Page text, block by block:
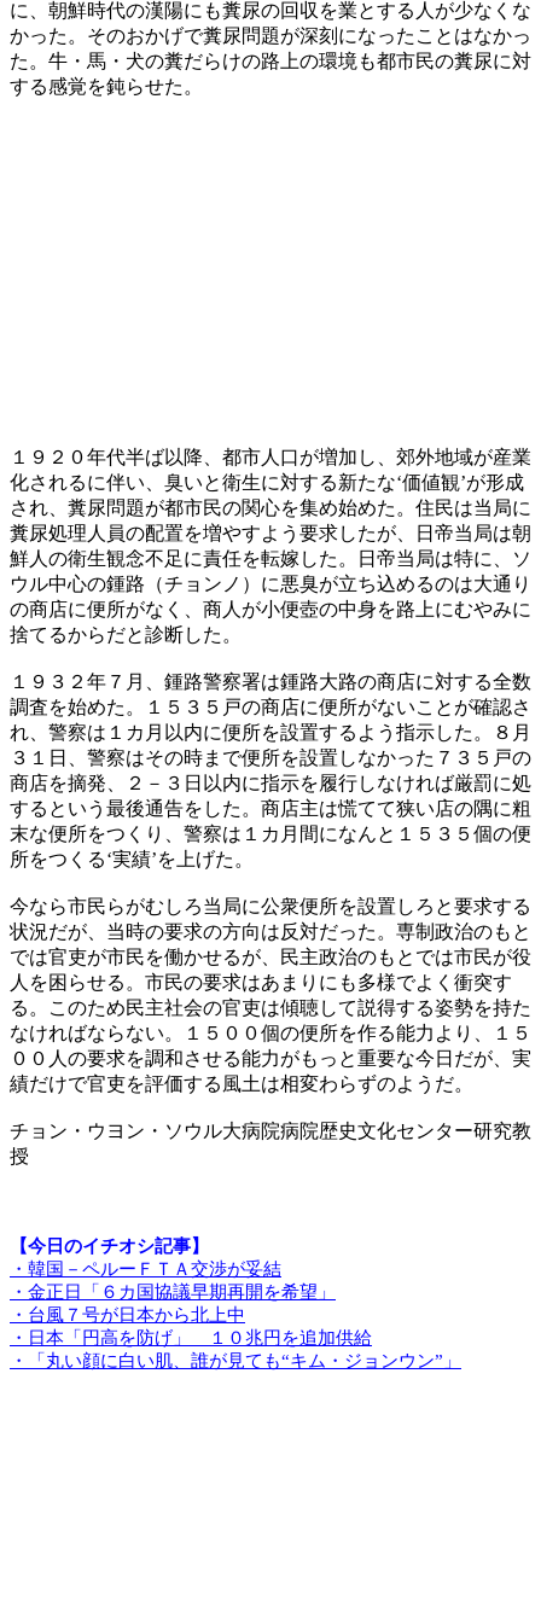
に、朝鮮時代の漢陽にも糞尿の回収を業とする人が少なくな
かった。そのおかげで糞尿問題が深刻になったことはなかっ
た。牛・馬・犬の糞だらけの路上の環境も都市民の糞尿に対
する感覚を鈍らせた。
１９２０年代半ば以降、都市人口が増加し、郊外地域が産業
化されるに伴い、臭いと衛生に対する新たな‘価値観’が形成
され、糞尿問題が都市民の関心を集め始めた。住民は当局に
糞尿処理人員の配置を増やすよう要求したが、日帝当局は朝
鮮人の衛生観念不足に責任を転嫁した。日帝当局は特に、ソ
ウル中心の鍾路（チョンノ）に悪臭が立ち込めるのは大通り
の商店に便所がなく、商人が小便壺の中身を路上にむやみに
捨てるからだと診断した。
１９３２年７月、鍾路警察署は鍾路大路の商店に対する全数
調査を始めた。１５３５戸の商店に便所がないことが確認さ
れ、警察は１カ月以内に便所を設置するよう指示した。８月
３１日、警察はその時まで便所を設置しなかった７３５戸の
商店を摘発、２－３日以内に指示を履行しなければ厳罰に処
するという最後通告をした。商店主は慌てて狭い店の隅に粗
末な便所をつくり、警察は１カ月間になんと１５３５個の便
所をつくる‘実績’を上げた。
今なら市民らがむしろ当局に公衆便所を設置しろと要求する
状況だが、当時の要求の方向は反対だった。専制政治のもと
では官吏が市民を働かせるが、民主政治のもとでは市民が役
人を困らせる。市民の要求はあまりにも多様でよく衝突す
る。このため民主社会の官吏は傾聴して説得する姿勢を持た
なければならない。１５００個の便所を作る能力より、１５
００人の要求を調和させる能力がもっと重要な今日だが、実
績だけで官吏を評価する風土は相変わらずのようだ。
チョン・ウヨン・ソウル大病院病院歴史文化センター研究教
授
【今日のイチオシ記事】
・韓国－ペルーＦＴＡ交渉が妥結
・金正日「６カ国協議早期再開を希望」
・台風７号が日本から北上中
・日本「円高を防げ」 １０兆円を追加供給
・「丸い顔に白い肌、誰が見ても“キム・ジョンウン”」